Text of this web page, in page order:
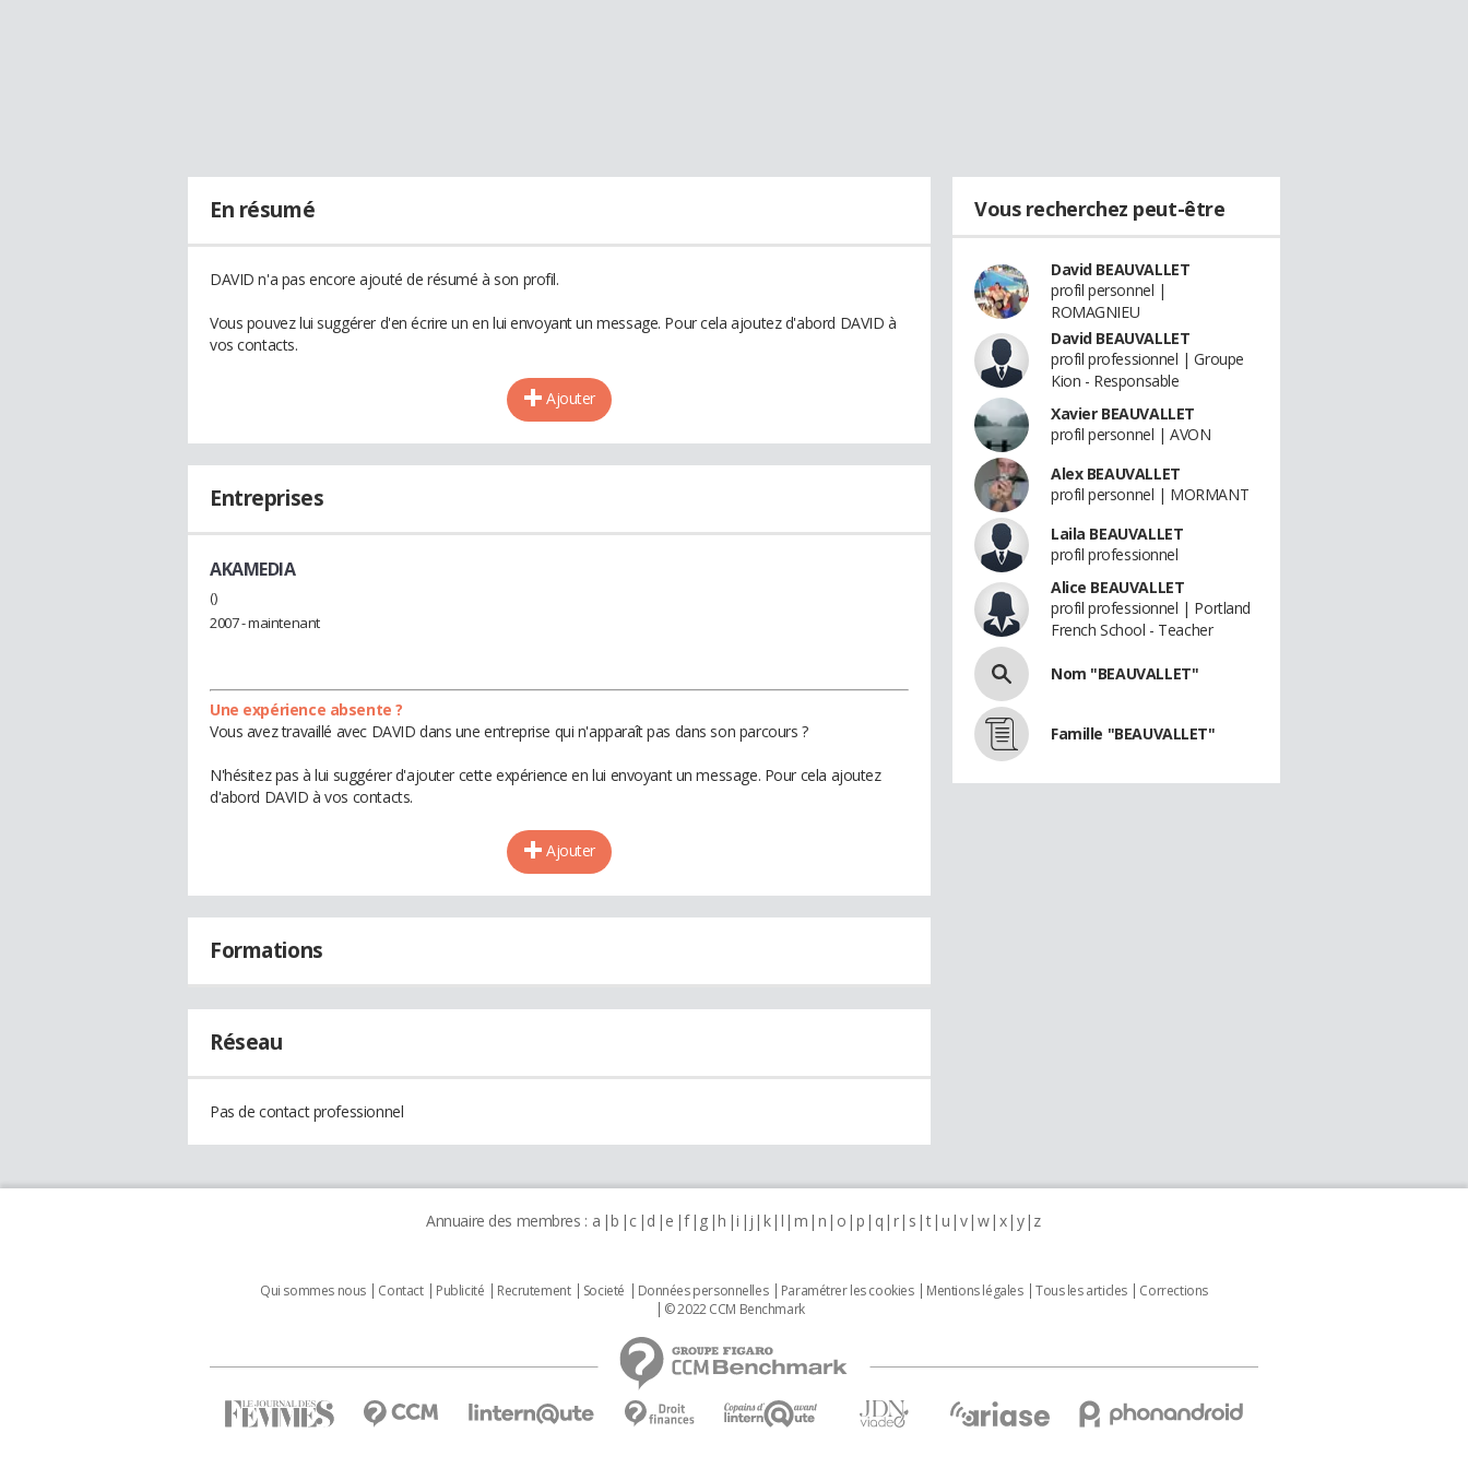
En résumé
DAVID n'a pas encore ajouté de résumé à son profil.
Vous pouvez lui suggérer d'en écrire un en lui envoyant un message. Pour cela ajoutez d'abord DAVID à
vos contacts.
Ajouter
Entreprises
AKAMEDIA
()
2007 - maintenant
Une expérience absente ?
Vous avez travaillé avec DAVID dans une entreprise qui n'apparaît pas dans son parcours ?
N'hésitez pas à lui suggérer d'ajouter cette expérience en lui envoyant un message. Pour cela ajoutez
d'abord DAVID à vos contacts.
Ajouter
Formations
Réseau
Pas de contact professionnel
Vous recherchez peut-être
David BEAUVALLET
profil personnel |
ROMAGNIEU
David BEAUVALLET
profil professionnel | Groupe
Kion - Responsable
Xavier BEAUVALLET
profil personnel | AVON
Alex BEAUVALLET
profil personnel | MORMANT
Laila BEAUVALLET
profil professionnel
Alice BEAUVALLET
profil professionnel | Portland
French School - Teacher
Nom "BEAUVALLET"
Famille "BEAUVALLET"
Annuaire des membres : a b c d e f g h i j k l m n o p q r s t u v w x y z
Qui sommes nous Contact Publicité Recrutement Societé Données personnelles Paramétrer les cookies Mentions légales Tous les articles
Corrections
© 2022 CCM Benchmark